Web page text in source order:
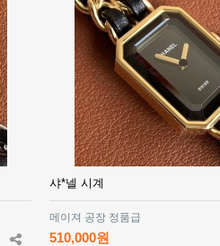
샤*넬 시계
메이져 공장 정품급
510,000원